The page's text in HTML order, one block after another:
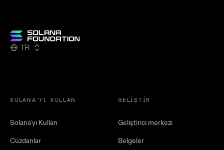
TR
SOLANA'YI KULLAN
Solana'yı Kullan
Cüzdanlar
GELIŞTIR
Geliştirici merkezi
Belgeler